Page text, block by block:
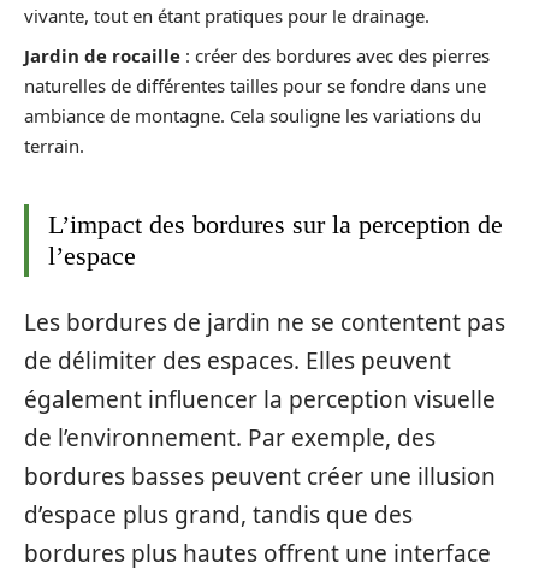
vivante, tout en étant pratiques pour le drainage.
Jardin de rocaille : créer des bordures avec des pierres
naturelles de différentes tailles pour se fondre dans une
ambiance de montagne. Cela souligne les variations du
terrain.
L’impact des bordures sur la perception de
l’espace
Les bordures de jardin ne se contentent pas
de délimiter des espaces. Elles peuvent
également influencer la perception visuelle
de l’environnement. Par exemple, des
bordures basses peuvent créer une illusion
d’espace plus grand, tandis que des
bordures plus hautes offrent une interface